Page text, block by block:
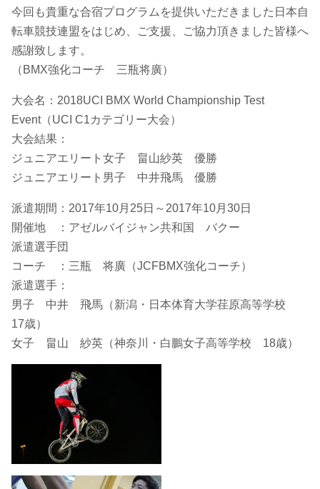
今回も貴重な合宿プログラムを提供いただきました日本自
転車競技連盟をはじめ、ご支援、ご協力頂きました皆様へ
感謝致します。
（BMX強化コーチ 三瓶将廣）
大会名：2018UCI BMX World Championship Test
Event（UCI C1カテゴリー大会）
大会結果：
ジュニアエリート女子 畠山紗英 優勝
ジュニアエリート男子 中井飛馬 優勝
派遣期間：2017年10月25日～2017年10月30日
開催地 ：アゼルバイジャン共和国 バクー
派遣選手団
コーチ ：三瓶 将廣（JCFBMX強化コーチ）
派遣選手：
男子 中井 飛馬（新潟・日本体育大学荏原高等学校
17歳）
女子 畠山 紗英（神奈川・白鵬女子高等学校 18歳）